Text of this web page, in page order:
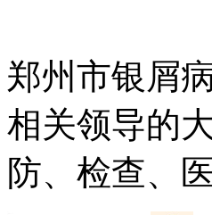
郑州市银屑
相关领导的
防、检查、